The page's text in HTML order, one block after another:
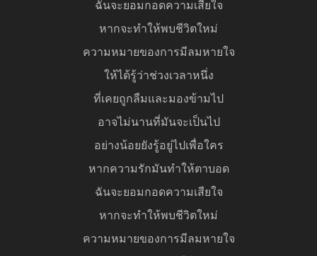
ฉันจะยอมกอดความเสียใจ
หากจะทำให้พบชีวิตใหม่
ความหมายของการมีลมหายใจ
ให้ได้รู้ว่าช่วงเวลาหนึ่ง
ที่เคยถูกลืมและมองข้ามไป
อาจไม่นานที่มันจะเป็นไป
อย่างน้อยยังรู้อยู่ไปเพื่อใคร
หากความรักมันทําให้ตาบอด
ฉันจะยอมกอดความเสียใจ
หากจะทำให้พบชีวิตใหม่
ความหมายของการมีลมหายใจ